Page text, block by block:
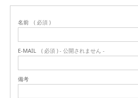
名前 ( 必須 )
E-MAIL ( 必須 ) - 公開されません -
備考